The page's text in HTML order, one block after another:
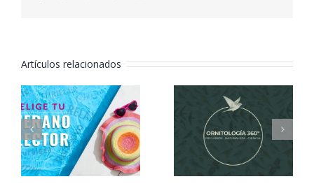
Artículos relacionados
Elige tu
verano
lector
Ornitología
360º